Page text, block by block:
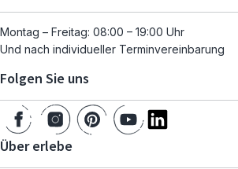
Montag – Freitag: 08:00 – 19:00 Uhr
Und nach individueller Terminvereinbarung
Folgen Sie uns
Über erlebe